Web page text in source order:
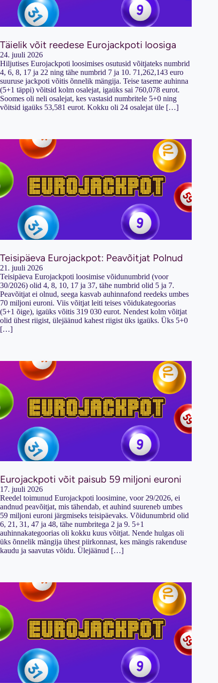
Täielik võit reedese Eurojackpoti loosiga
24. juuli 2026
Hiljutises Eurojackpoti loosimises osutusid võitjateks numbrid
4, 6, 8, 17 ja 22 ning tähe numbrid 7 ja 10. 71,262,143 euro
suuruse jackpoti võitis õnnelik mängija. Teise taseme auhinna
(5+1 täppi) võitsid kolm osalejat, igaüks sai 760,078 eurot.
Soomes oli neli osalejat, kes vastasid numbritele 5+0 ning
võitsid igaüks 53,581 eurot. Kokku oli 24 osalejat üle […]
Teisipäeva Eurojackpot: Peavõitjat Polnud
21. juuli 2026
Teisipäeva Eurojackpoti loosimise võidunumbrid (voor
30/2026) olid 4, 8, 10, 17 ja 37, tähe numbrid olid 5 ja 7.
Peavõitjat ei olnud, seega kasvab auhinnafond reedeks umbes
70 miljoni euroni. Viis võitjat leiti teises võidukategoorias
(5+1 õige), igaüks võitis 319 030 eurot. Nendest kolm võitjat
olid ühest riigist, ülejäänud kahest riigist üks igaüks. Üks 5+0
[…]
Eurojackpoti võit paisub 59 miljoni euroni
17. juuli 2026
Reedel toimunud Eurojackpoti loosimine, voor 29/2026, ei
andnud peavõitjat, mis tähendab, et auhind suureneb umbes
59 miljoni euroni järgmiseks teisipäevaks. Võidunumbrid olid
6, 21, 31, 47 ja 48, tähe numbritega 2 ja 9. 5+1
auhinnakategoorias oli kokku kuus võitjat. Nende hulgas oli
üks õnnelik mängija ühest piirkonnast, kes mängis rakenduse
kaudu ja saavutas võidu. Ülejäänud […]